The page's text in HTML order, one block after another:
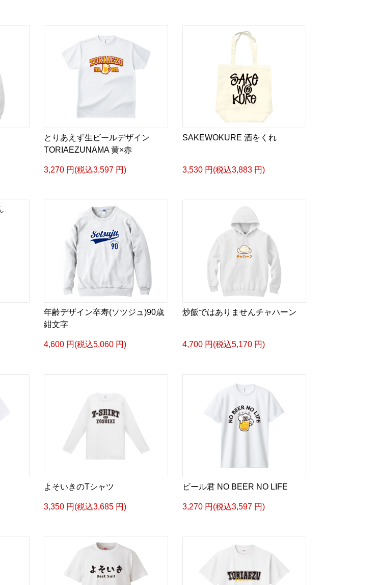
とりあえず生ビールデザイン
TORIAEZUNAMA 黄×赤
3,270 円(税込3,597 円)
SAKEWOKURE 酒をくれ
3,530 円(税込3,883 円)
年齢デザイン卒寿(ソツジュ)90歳
紺文字
4,600 円(税込5,060 円)
炒飯ではありませんチャハーン
4,700 円(税込5,170 円)
よそいきのTシャツ
3,350 円(税込3,685 円)
ビール君 NO BEER NO LIFE
3,270 円(税込3,597 円)